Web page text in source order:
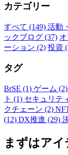
カテゴリー
すべて (149) 活動
ックブログ (37)
ーション (2) 投資
タグ
BrSE (1) ゲーム (2)
ト (1) セキュリテ
クチェーン (2)
(12) DX推進 (29)
まずはア